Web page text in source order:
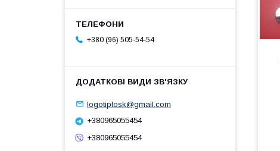
+380 (96) 505-54-54
logotiplosk@gmail.com
+380965055454
+380965055454